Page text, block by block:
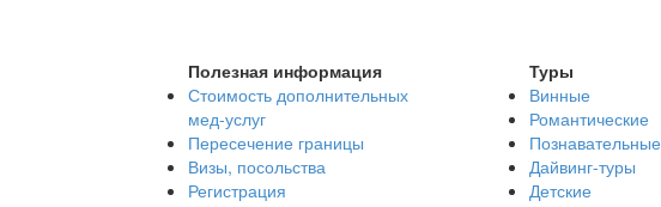
Полезная информация
Стоимость дополнительных
мед-услуг
Пересечение границы
Визы, посольства
Регистрация
Туры
Винные
Романтические
Познавательные
Дайвинг-туры
Детские